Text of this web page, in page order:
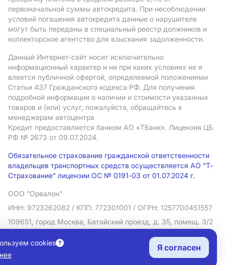
первоначальной суммы автокредита. При несоблюдении
условий погашения автокредита данные о нарушителе
могут быть переданы в специальный реестр должников и
коллекторское агентство для взыскания задолженности.
Данный Интернет-сайт носит исключительно
информационный характер и ни при каких условиях не я
вляется публичной офертой, определяемой положениями
Статьи 437 Гражданского кодекса РФ. Для получения
подробной информации о наличии и стоимости указанных
товаров и (или) услуг, пожалуйста, обращайтесь к
менеджерам автоцентра
Кредит предоставляется банком АO «ТБанк». Лицензия ЦБ
РФ № 2673 от 09.07.2024.
Обязательное страхование гражданской ответственности
владельцев транспортных средств осуществляется АО "Т-
Страхование" лицензии ОС № 0191-03 от 01.07.2024 г.
ООО "Орвалон"
ИНН: 9723262082 / КПП: 772301001 / ОГРН: 1257700451557
109651, город Москва, Батайский проезд, д. 35, помещ. 3/2
Политика в отношении обработки персональных данных
Согласие на рекламную рассылку
Правовая информация
cookies
Я согласен